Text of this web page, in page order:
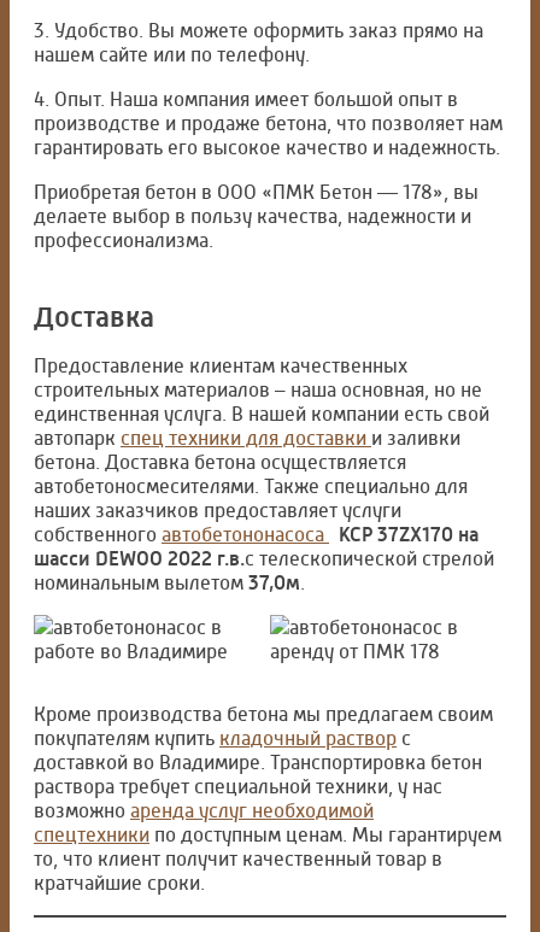
3. Удобство. Вы можете оформить заказ прямо на
нашем сайте или по телефону.
4. Опыт. Наша компания имеет большой опыт в
производстве и продаже бетона, что позволяет нам
гарантировать его высокое качество и надежность.
Приобретая бетон в ООО «ПМК Бетон — 178», вы
делаете выбор в пользу качества, надежности и
профессионализма.
Доставка
Предоставление клиентам качественных
строительных материалов – наша основная, но не
единственная услуга. В нашей компании есть свой
автопарк спец техники для доставки и заливки
бетона. Доставка бетона осуществляется
автобетоносмесителями. Также специально для
наших заказчиков предоставляет услуги
собственного автобетононасоса
KCP 37ZX170 на
шасси DEWOO 2022 г.в.с телескопической стрелой
номинальным вылетом 37,0м
Кроме производства бетона мы предлагаем своим
покупателям купить кладочный раствор с
доставкой во Владимире. Транспортировка бетон
раствора требует специальной техники, у нас
возможно аренда услуг необходимой
спецтехники по доступным ценам. Мы гарантируем
то, что клиент получит качественный товар в
кратчайшие сроки.